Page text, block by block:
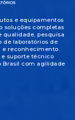
e equipamentos
soluções completas
qualidade, pesquisa
de laboratórios de
e reconhecimento.
suporte técnico
Brasil com agilidade